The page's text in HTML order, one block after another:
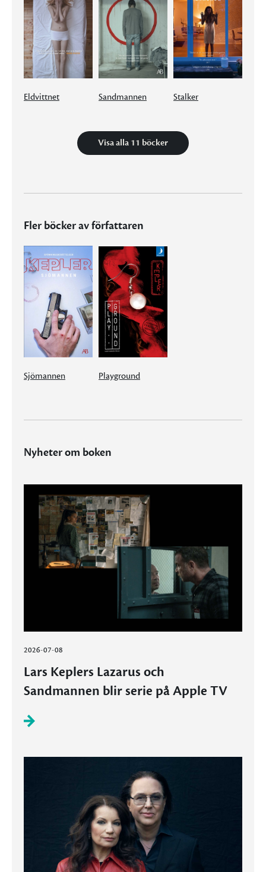
Eldvittnet Sandmannen Stalker
Visa alla 11 böcker
Fler böcker av författaren
Sjömannen Playground
Nyheter om boken
2026-07-08
Lars Keplers Lazarus och
Sandmannen blir serie på Apple TV